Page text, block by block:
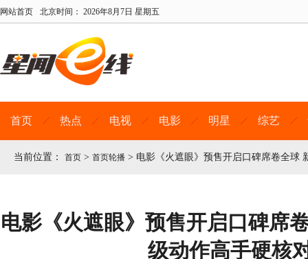
网站首页 北京时间： 2026年8月7日 星期五
首页 热点 电视 电影 明星 综艺
当前位置： 首页 > 首页轮播 > 电影《火遮眼》预售开启口碑席卷全球
电影《火遮眼》预售开启口碑席
级动作高手硬核